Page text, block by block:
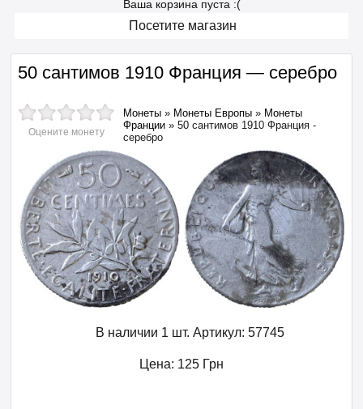
Ваша корзина пуста :(
Посетите магазин
50 сантимов 1910 Франция — серебро
Оцените монету
Монеты » Монеты Европы » Монеты
Франции » 50 сантимов 1910 Франция -
серебро
В наличии 1 шт. Артикул: 57745
Цена: 125 Грн